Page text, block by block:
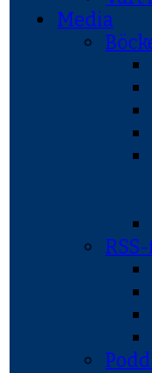
Media